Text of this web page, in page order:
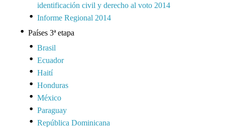
identificación civil y derecho al voto 2014
Informe Regional 2014
Países 3ª etapa
Brasil
Ecuador
Haití
Honduras
México
Paraguay
República Dominicana